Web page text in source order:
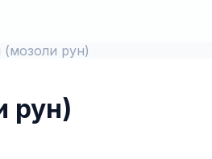
(мозоли рун)
рун)